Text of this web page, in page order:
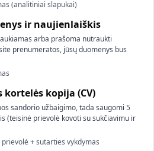
(analitiniai slapukai)
ir naujienlaiškis
arba prašoma nutraukti
prenumeratos, jūsų duomenys bus
kopija (CV)
sandorio užbaigimo, tada saugomi 5
(teisinė prievolė kovoti su sukčiavimu ir
+ sutarties vykdymas